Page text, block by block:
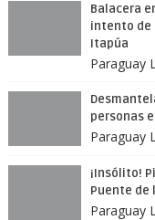
Balacera
intento de
Itapúa
Paraguay
personas
Paraguay
¡Insólito!
Puente de
Paraguay